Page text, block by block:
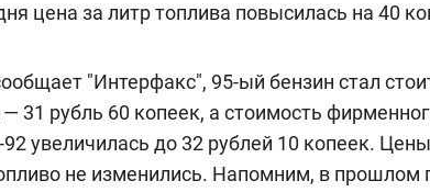
цена за литр топлива повысилась на 40
"Интерфакс", 95-ый бензин стал
— 31 рубль 60 копеек, а стоимость
увеличилась до 32 рублей 10 копеек.
не изменились. Напомним, в прошлом